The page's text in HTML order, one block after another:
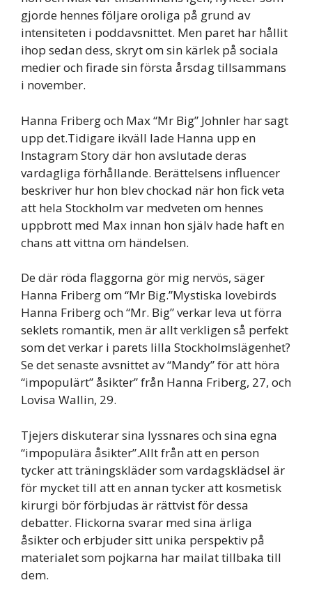
gjorde hennes följare oroliga på grund av
intensiteten i poddavsnittet. Men paret har hållit
ihop sedan dess, skryt om sin kärlek på sociala
medier och firade sin första årsdag tillsammans
i november.
Hanna Friberg och Max “Mr Big” Johnler har sagt
upp det.Tidigare ikväll lade Hanna upp en
Instagram Story där hon avslutade deras
vardagliga förhållande. Berättelsens influencer
beskriver hur hon blev chockad när hon fick veta
att hela Stockholm var medveten om hennes
uppbrott med Max innan hon själv hade haft en
chans att vittna om händelsen.
De där röda flaggorna gör mig nervös, säger
Hanna Friberg om “Mr Big.”Mystiska lovebirds
Hanna Friberg och “Mr. Big” verkar leva ut förra
seklets romantik, men är allt verkligen så perfekt
som det verkar i parets lilla Stockholmslägenhet?
Se det senaste avsnittet av “Mandy” för att höra
“impopulärt” åsikter” från Hanna Friberg, 27, och
Lovisa Wallin, 29.
Tjejers diskuterar sina lyssnares och sina egna
“impopulära åsikter”.Allt från att en person
tycker att träningskläder som vardagsklädsel är
för mycket till att en annan tycker att kosmetisk
kirurgi bör förbjudas är rättvist för dessa
debatter. Flickorna svarar med sina ärliga
åsikter och erbjuder sitt unika perspektiv på
materialet som pojkarna har mailat tillbaka till
dem.